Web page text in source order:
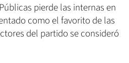
pierde las internas en
como el favorito de las
del partido se consideró